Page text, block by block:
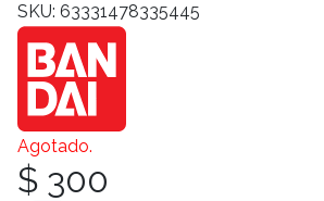
SKU: 63331478335445
Agotado.
$ 300